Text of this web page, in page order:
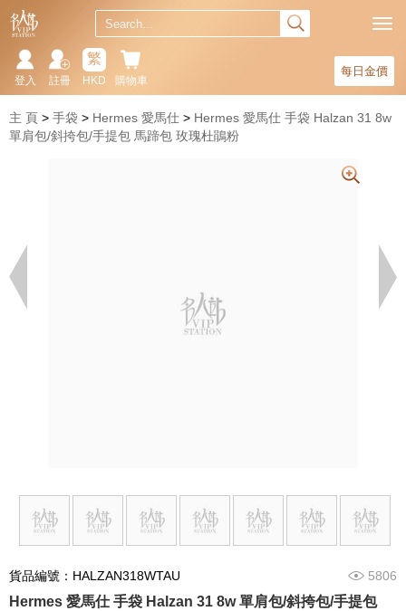
每日金價
購物車
繁
HKD
註冊
登入
主 頁 手袋 Hermes 愛馬仕
Hermes 愛馬仕 手袋 Halzan 31 8w
單肩包/斜挎包/手提包 馬蹄包 玫瑰杜鵑粉
貨品編號：HALZAN318WTAU 5806
Hermes 愛馬仕 手袋 Halzan 31 8w 單肩包/斜挎包/手提包